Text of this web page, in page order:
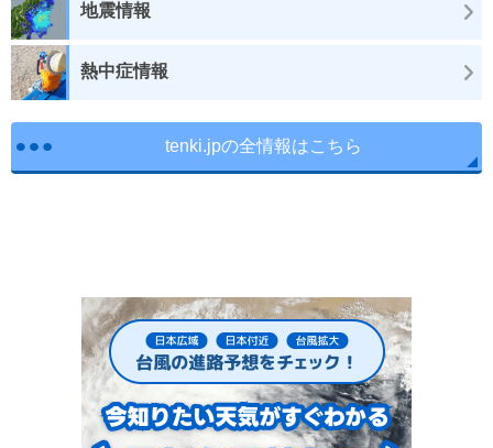
地震情報
熱中症情報
tenki.jpの全情報はこちら